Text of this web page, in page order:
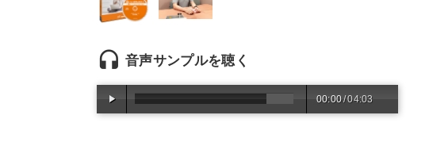
headset 音声サンプルを聴く
00:00/04:03